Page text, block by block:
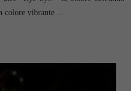
colore vibrante ...